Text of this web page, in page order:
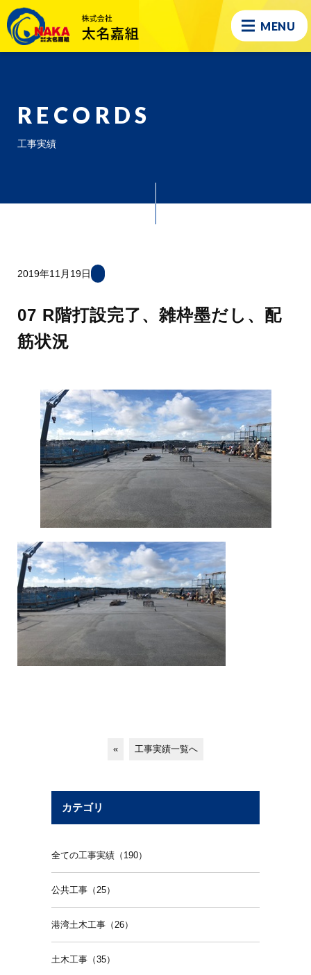
MENU
RECORDS
工事実績
2019年11月19日
07 R階打設完了、雑枠墨だし、配
筋状況
« 工事実績一覧へ
カテゴリ
全ての工事実績（190）
公共工事（25）
港湾土木工事（26）
土木工事（35）